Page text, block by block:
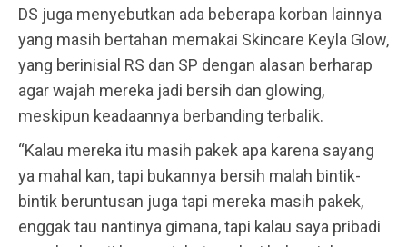
DS juga menyebutkan ada beberapa korban lainnya
yang masih bertahan memakai Skincare Keyla Glow,
yang berinisial RS dan SP dengan alasan berharap
agar wajah mereka jadi bersih dan glowing,
meskipun keadaannya berbanding terbalik.
“Kalau mereka itu masih pakek apa karena sayang
ya mahal kan, tapi bukannya bersih malah bintik-
bintik beruntusan juga tapi mereka masih pakek,
enggak tau nantinya gimana, tapi kalau saya pribadi